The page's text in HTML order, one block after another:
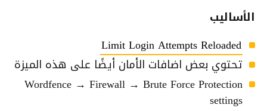
الأساليب
Limit Login Attempts Reloaded
تحتوي بعض اضافات الأمان أيضًا على هذه الميزة
Wordfence → Firewall → Brute Force Protection
settings